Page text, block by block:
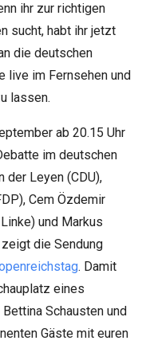
ihr zur richtigen
sucht, habt ihr jetzt
die deutschen
live im Fernsehen und
lassen.
ab 20.15 Uhr
im deutschen
der Leyen (CDU),
Cem Özdemir
und Markus
zeigt die Sendung
. Damit
eines
Schausten und
Gäste mit euren